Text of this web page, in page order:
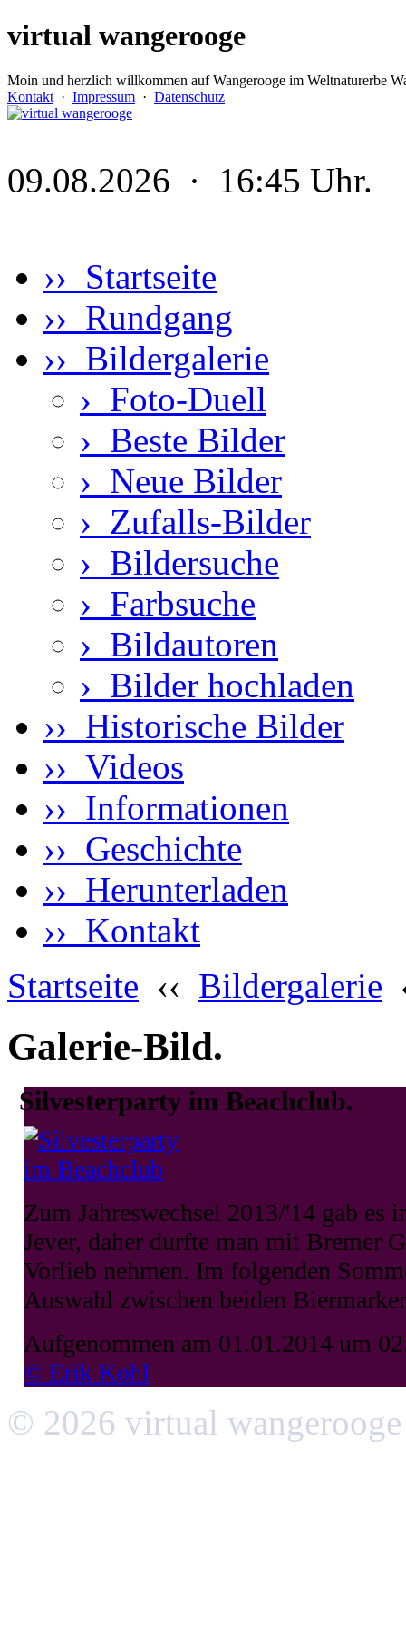
virtual wangerooge
Moin und herzlich willkommen auf Wangerooge im Weltnaturerbe
Kontakt · Impressum · Datenschutz
09.08.2026 · 16:45 Uhr.
›› Startseite
›› Rundgang
›› Bildergalerie
› Foto-Duell
› Beste Bilder
› Neue Bilder
› Zufalls-Bilder
› Bildersuche
› Farbsuche
› Bildautoren
› Bilder hochladen
›› Historische Bilder
›› Videos
›› Informationen
›› Geschichte
›› Herunterladen
›› Kontakt
Startseite ‹‹ Bildergalerie
Galerie-Bild.
Silvesterparty im Beachclub.
Zum Jahreswechsel 2013/'14 gab es
Jever, daher durfte man mit Bremer
Vorlieb nehmen. Im folgenden
Auswahl zwischen beiden
Aufgenommen am 01.01.2014 um
© Erik Kohl
© 2026 virtual wangerooge